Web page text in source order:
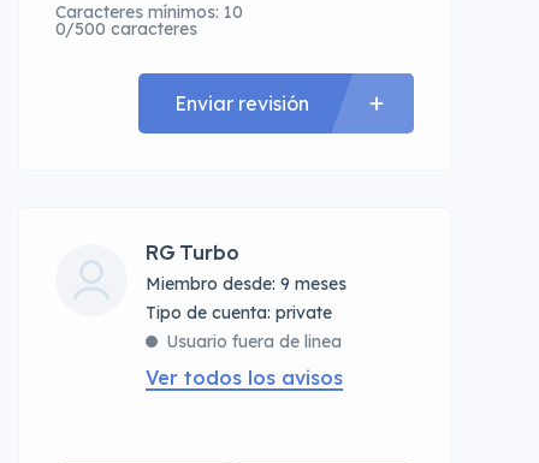
Caracteres mínimos: 10
0/500 caracteres
Enviar revisión
RG Turbo
Miembro desde: 9 meses
tipo de cuenta: private
Usuario fuera de linea
Ver todos los avisos